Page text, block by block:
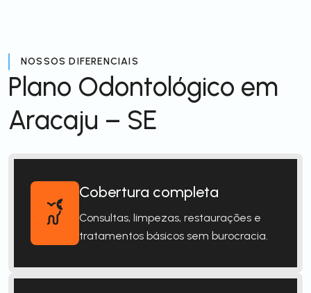
NOSSOS DIFERENCIAIS
Plano Odontológico em
Aracaju – SE
Cobertura completa
Consultas, limpezas, restaurações e
tratamentos básicos sem burocracia.